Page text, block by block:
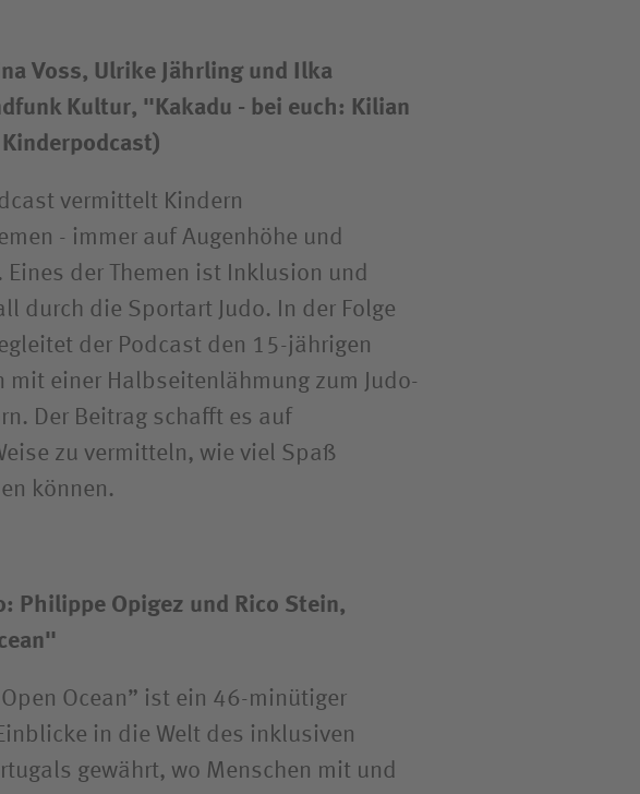
Voss, Ulrike Jährling und Ilka
Kultur, "Kakadu - bei euch: Kilian
vermittelt Kindern
- immer auf Augenhöhe und
der Themen ist Inklusion und
durch die Sportart Judo. In der Folge
der Podcast den 15-jährigen
mit einer Halbseitenlähmung zum Judo-
Der Beitrag schafft es auf
zu vermitteln, wie viel Spaß
können.
Philippe Opigez und Rico Stein,
Ocean” ist ein 46-minütiger
in die Welt des inklusiven
gewährt, wo Menschen mit und